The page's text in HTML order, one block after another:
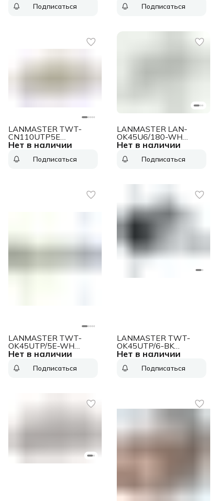
FTP стальной
Подписаться Подписаться
Нет в наличии
LANMASTER TWT-
CN110UTP5E
Соединительный
неэкранированный,
Подписаться
Нет в наличии
LANMASTER LAN-
OK45U6/180-WH
Модуль Keystone, RJ45,
градусов, со шторкой,
Подписаться
Нет в наличии
LANMASTER TWT-
OK45UTP/5E-WH
Модуль Keystone RJ45,
градусов, белый
Подписаться
Нет в наличии
LANMASTER TWT-
OK45UTP/6-BK
Модуль
Keystone RJ45 кат.6
Подписаться